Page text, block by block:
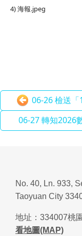
4) 海報.jpeg
06-26 檢送
06-27 轉知2026
No. 40, Ln. 933,
Taoyuan City
地址： 334007桃
看地圖(MAP)